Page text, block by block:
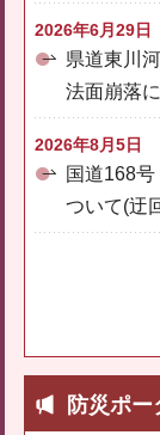
2026年6月29日
県道東川
法面崩落
2026年8月5日
国道168
ついて(迂
防災ポー